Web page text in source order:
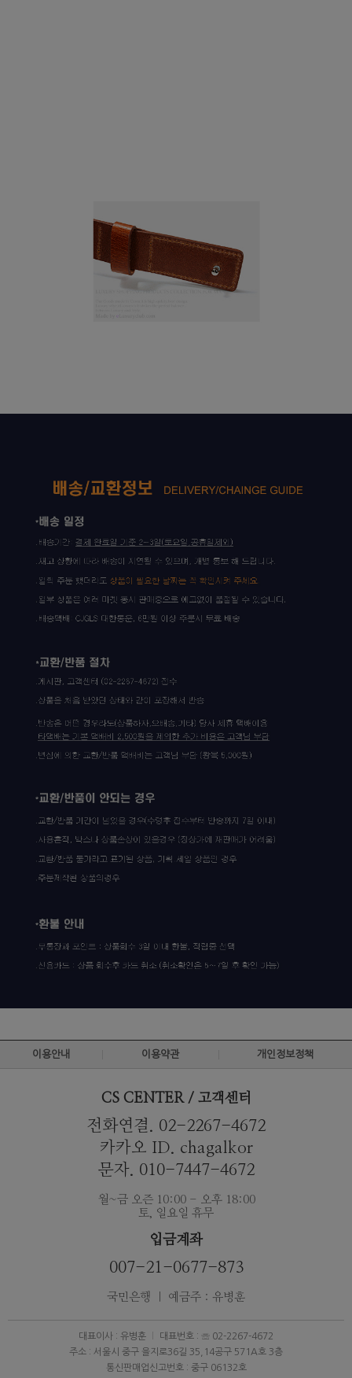
이용안내 이용약관 개인정보정책
CS CENTER / 고객센터
전화연결. 02-2267-4672
카카오 ID. chagalkor
문자. 010-7447-4672
월~금 오즌 10:00 - 오후 18:00
토, 일요일 휴무
입금계좌
007-21-0677-873
국민은행 ｜ 예금주 : 유병훈
대표이사 : 유병훈
대표번호 : ☏ 02-2267-4672
주소 : 서울시 중구 을지로36길 35,14공구 571A호 3층
통신판매업신고번호 : 중구 06132호